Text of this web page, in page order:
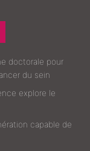
doctorale pour
du sein
explore le
capable de